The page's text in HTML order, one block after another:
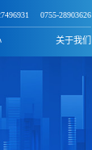
0755-28903626
关于我们